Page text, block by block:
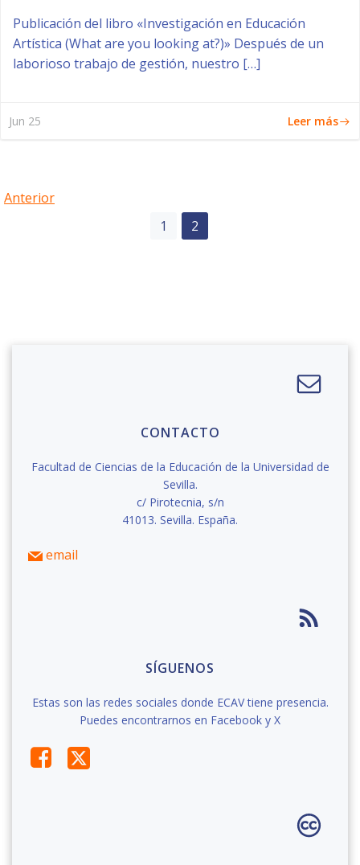
Publicación del libro «Investigación en Educación
Artística (What are you looking at?)» Después de un
laborioso trabajo de gestión, nuestro […]
Jun 25 Leer más
Navegación
Anterior
Navegación
entradas
Página
1 Página
2
CONTACTO
Facultad de Ciencias de la Educación de la Universidad de
Sevilla.
c/ Pirotecnia, s/n
41013. Sevilla. España.
email
SÍGUENOS
Estas son las redes sociales donde ECAV tiene presencia.
Puedes encontrarnos en Facebook y X